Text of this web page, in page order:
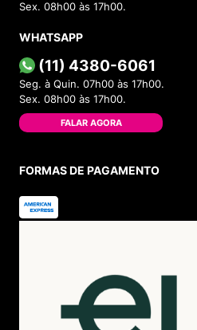
Sex. 08h00 às 17h00.
WHATSAPP
(11) 4380-6061
Seg. à Quin. 07h00 às 17h00.
Sex. 08h00 às 17h00.
FALAR AGORA
FORMAS DE PAGAMENTO